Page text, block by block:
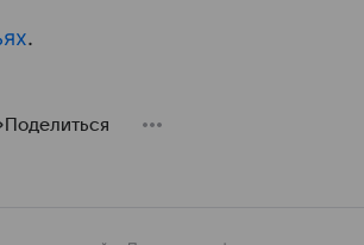
.
Поделиться